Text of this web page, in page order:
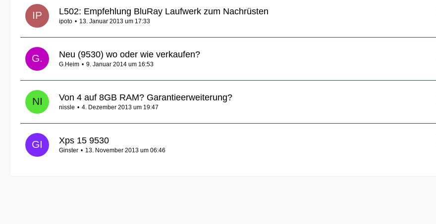
L502: Empfehlung BluRay Laufwerk zum Nachrüsten
ipoto 13. Januar 2013 um 17:33
Neu (9530) wo oder wie verkaufen?
G.Heim 9. Januar 2014 um 16:53
Von 4 auf 8GB RAM? Garantieerweiterung?
nissle 4. Dezember 2013 um 19:47
Xps 15 9530
Ginster 13. November 2013 um 06:46